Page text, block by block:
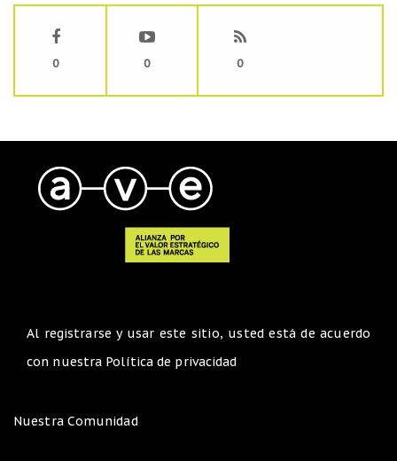
0 0 0
Al registrarse y usar este sitio, usted está de acuerdo
con nuestra Política de privacidad
Nuestra Comunidad